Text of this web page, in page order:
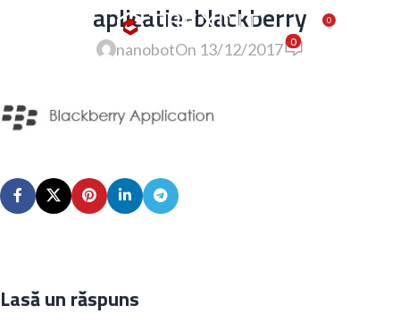
0
aplicatie-blackberry
nanobotOn 13/12/2017 0
Lasă un răspuns